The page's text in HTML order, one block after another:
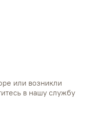
или возникли
в нашу службу